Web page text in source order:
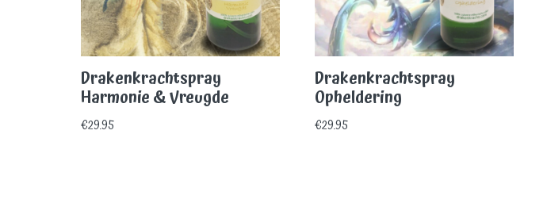
Drakenkrachtspray
Harmonie & Vreugde
€29.95
Drakenkrachtspray
Opheldering
€29.95